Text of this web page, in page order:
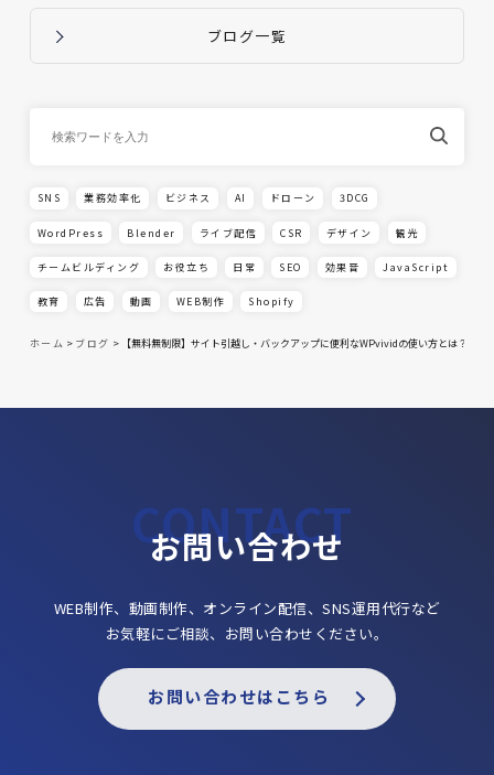
ブログ一覧
SNS 業務効率化 ビジネス AI ドローン 3DCG
WordPress Blender ライブ配信 CSR デザイン 観光
チームビルディング お役立ち 日常 SEO 効果音 JavaScript
教育 広告 動画 WEB制作 Shopify
ホーム > ブログ > 【無料無制限】サイト引越し・バックアップに便利なWPvividの使い方とは？【
お問い合わせ
WEB制作、動画制作、オンライン配信、SNS運用代行など
お気軽にご相談、お問い合わせください。
お問い合わせはこちら